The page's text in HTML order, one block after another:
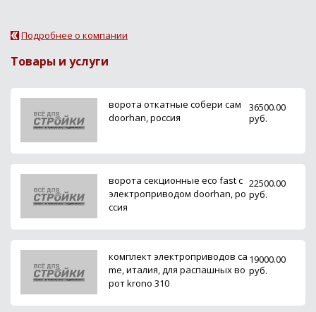
Подробнее о компании
Товары и услуги
ворота откатные собери сам
doorhan, россия
36500.00
руб.
ворота секционные eco fast с
электроприводом doorhan, ро
ссия
22500.00
руб.
комплект электроприводов ca
me, италия, для распашных во
рот krono 310
19000.00
руб.